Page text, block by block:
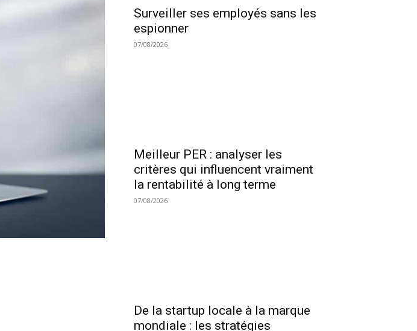
Surveiller ses employés sans les
espionner
07/08/2026
Meilleur PER : analyser les
critères qui influencent vraiment
la rentabilité à long terme
07/08/2026
De la startup locale à la marque
mondiale : les stratégies